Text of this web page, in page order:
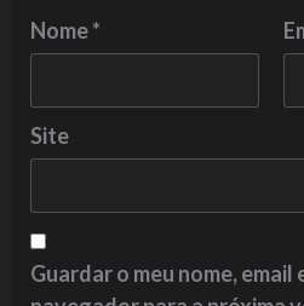
Nome*
Site
Guardar o meu nome, email